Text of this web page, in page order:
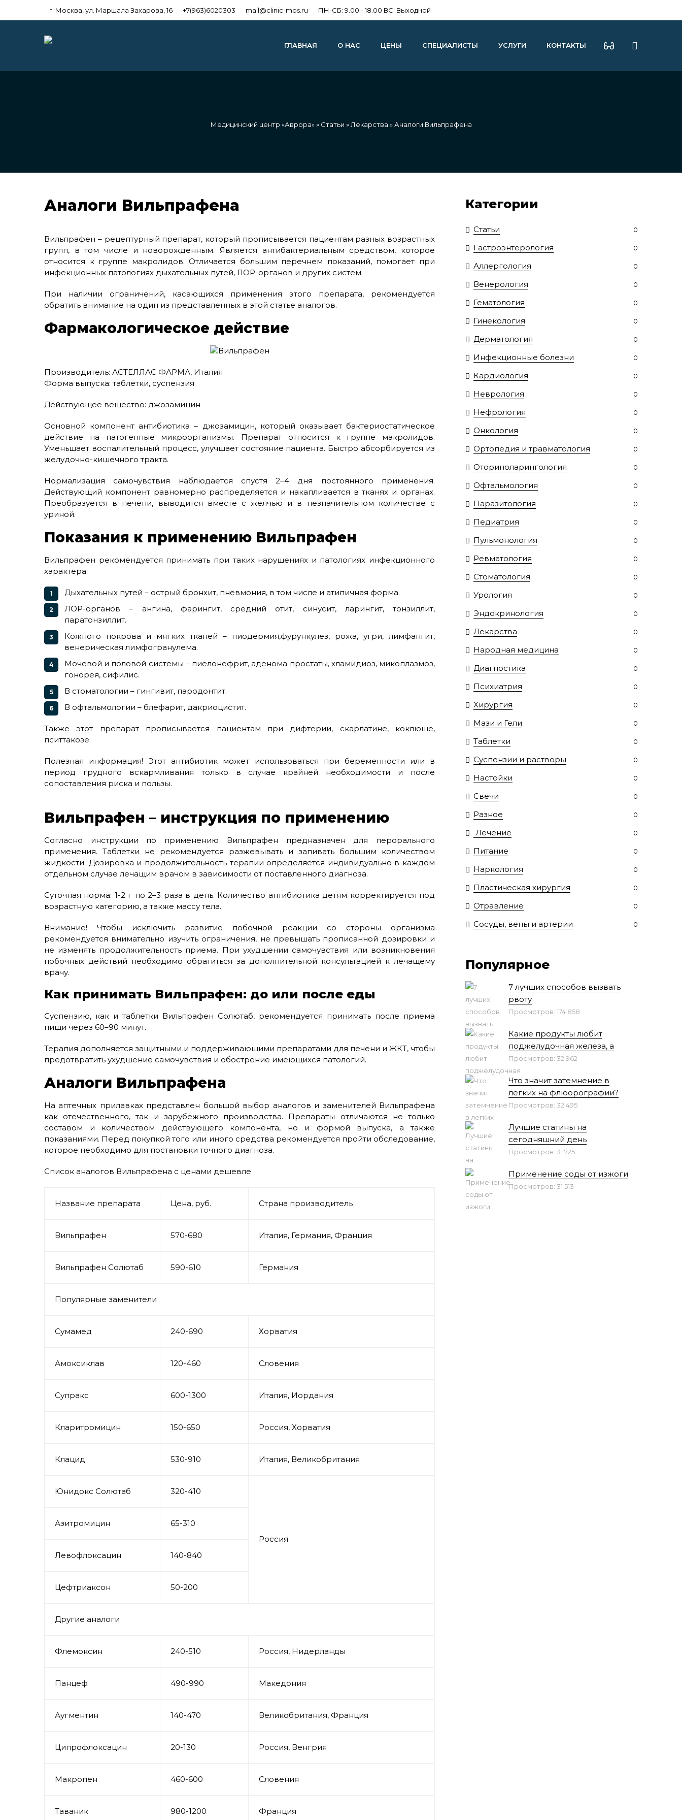
г. Москва, ул. Маршала Захарова, 16 +7(963)6020303 mail@clinic-mos.ru ПН-СБ: 9.00 - 18.00 ВС: Выходной
ГЛАВНАЯ О НАС ЦЕНЫ СПЕЦИАЛИСТЫ УСЛУГИ КОНТАКТЫ
Медицинский центр «Аврора»» Статьи » Лекарства » Аналоги Вильпрафена
Аналоги Вильпрафена
Вильпрафен – рецептурный препарат, который прописывается пациентам разных возрастных
групп, в том числе и новорожденным. Является антибактериальным средством, которое
относится к группе макролидов. Отличается большим перечнем показаний, помогает при
инфекционных патологиях дыхательных путей, ЛОР-органов и других систем.
При наличии ограничений, касающихся применения этого препарата, рекомендуется
обратить внимание на один из представленных в этой статье аналогов.
Фармакологическое действие
Производитель: АСТЕЛЛАС ФАРМА, Италия
Форма выпуска: таблетки, суспензия
Действующее вещество: джозамицин
Основной компонент антибиотика – джозамицин, который оказывает бактериостатическое
действие на патогенные микроорганизмы. Препарат относится к группе макролидов.
Уменьшает воспалительный процесс, улучшает состояние пациента. Быстро абсорбируется из
желудочно-кишечного тракта.
Нормализация самочувствия наблюдается спустя 2–4 дня постоянного применения.
Действующий компонент равномерно распределяется и накапливается в тканях и органах.
Преобразуется в печени, выводится вместе с желчью и в незначительном количестве с
уриной.
Показания к применению Вильпрафен
Вильпрафен рекомендуется принимать при таких нарушениях и патологиях инфекционного
характера:
Дыхательных путей – острый бронхит, пневмония, в том числе и атипичная форма.
ЛОР-органов – ангина, фарингит, средний отит, синусит, ларингит, тонзиллит,
паратонзиллит.
Кожного покрова и мягких тканей – пиодермия,фурункулез, рожа, угри, лимфангит,
венерическая лимфогранулема.
Мочевой и половой системы – пиелонефрит, аденома простаты, хламидиоз, микоплазмоз,
гонорея, сифилис.
В стоматологии – гингивит, пародонтит.
В офтальмологии – блефарит, дакриоцистит.
Также этот препарат прописывается пациентам при дифтерии, скарлатине, коклюше,
пситтакозе.
Полезная информация! Этот антибиотик может использоваться при беременности или в
период грудного вскармливания только в случае крайней необходимости и после
сопоставления риска и пользы.
Вильпрафен – инструкция по применению
Согласно инструкции по применению Вильпрафен предназначен для перорального
применения. Таблетки не рекомендуется разжевывать и запивать большим количеством
жидкости. Дозировка и продолжительность терапии определяется индивидуально в каждом
отдельном случае лечащим врачом в зависимости от поставленного диагноза.
Суточная норма: 1-2 г по 2–3 раза в день. Количество антибиотика детям корректируется под
возрастную категорию, а также массу тела.
Внимание! Чтобы исключить развитие побочной реакции со стороны организма
рекомендуется внимательно изучить ограничения, не превышать прописанной дозировки и
не изменять продолжительность приема. При ухудшении самочувствия или возникновения
побочных действий необходимо обратиться за дополнительной консультацией к лечащему
врачу.
Как принимать Вильпрафен: до или после еды
Суспензию, как и таблетки Вильпрафен Солютаб, рекомендуется принимать после приема
пищи через 60–90 минут.
Терапия дополняется защитными и поддерживающими препаратами для печени и ЖКТ, чтобы
предотвратить ухудшение самочувствия и обострение имеющихся патологий.
Аналоги Вильпрафена
На аптечных прилавках представлен большой выбор аналогов и заменителей Вильпрафена
как отечественного, так и зарубежного производства. Препараты отличаются не только
составом и количеством действующего компонента, но и формой выпуска, а также
показаниями. Перед покупкой того или иного средства рекомендуется пройти обследование,
которое необходимо для постановки точного диагноза.
Список аналогов Вильпрафена с ценами дешевле
Название препарата Цена, руб. Страна производитель
Вильпрафен 570-680 Италия, Германия, Франция
Вильпрафен Солютаб 590-610 Германия
Популярные заменители
Сумамед 240-690 Хорватия
Амоксиклав 120-460 Словения
Супракс 600-1300 Италия, Иордания
Кларитромицин 150-650 Россия, Хорватия
Клацид 530-910 Италия, Великобритания
Юнидокс Солютаб 320-410
Россия
Азитромицин 65-310
Левофлоксацин 140-840
Цефтриаксон 50-200
Другие аналоги
Флемоксин 240-510 Россия, Нидерланды
Панцеф 490-990 Македония
Аугментин 140-470 Великобритания, Франция
Ципрофлоксацин 20-130 Россия, Венгрия
Макропен 460-600 Словения
Таваник 980-1200 Франция
Категории
Статьи 0
Гастроэнтерология 0
Аллергология 0
Венерология 0
Гематология 0
Гинекология 0
Дерматология 0
Инфекционные болезни 0
Кардиология 0
Неврология 0
Нефрология 0
Онкология 0
Ортопедия и травматология 0
Оториноларингология 0
Офтальмология 0
Паразитология 0
Педиатрия 0
Пульмонология 0
Ревматология 0
Стоматология 0
Урология 0
Эндокринология 0
Лекарства 0
Народная медицина 0
Диагностика 0
Психиатрия 0
Хирургия 0
Мази и Гели 0
Таблетки 0
Суспензии и растворы 0
Настойки 0
Свечи 0
Разное 0
Лечение 0
Питание 0
Наркология 0
Пластическая хирургия 0
Отравление 0
Сосуды, вены и артерии 0
Популярное
7 лучших способов вызвать
рвоту
Просмотров: 174 858
Какие продукты любит
поджелудочная железа, а
Просмотров: 32 962
Что значит затемнение в
легких на флюорографии?
Просмотров: 32 495
Лучшие статины на
сегодняшний день
Просмотров: 31 725
Применение соды от изжоги
Просмотров: 31 513